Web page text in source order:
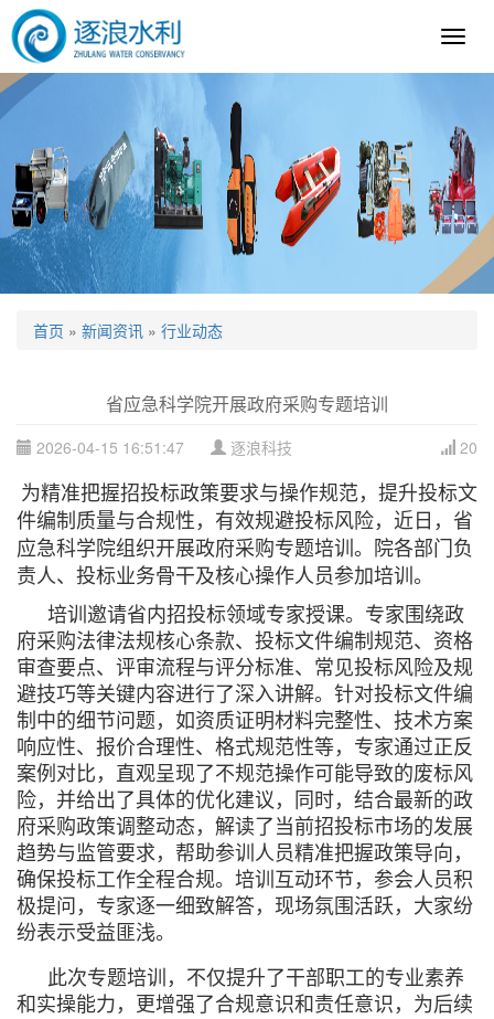
逐
首页 » 新闻资讯 » 行业动态
省应急科学院开展政府采购专题培训
20
2026-04-15 16:51:47 逐浪科技
为精准把握招投标政策要求与操作规范，提升投标文
件编制质量与合规性，有效规避投标风险，近日，省
应急科学院组织开展政府采购专题培训。院各部门负
责人、投标业务骨干及核心操作人员参加培训。
培训邀请省内招投标领域专家授课。专家围绕政
府采购法律法规核心条款、投标文件编制规范、资格
审查要点、评审流程与评分标准、常见投标风险及规
避技巧等关键内容进行了深入讲解。针对投标文件编
制中的细节问题，如资质证明材料完整性、技术方案
响应性、报价合理性、格式规范性等，专家通过正反
案例对比，直观呈现了不规范操作可能导致的废标风
险，并给出了具体的优化建议，同时，结合最新的政
府采购政策调整动态，解读了当前招投标市场的发展
趋势与监管要求，帮助参训人员精准把握政策导向，
确保投标工作全程合规。培训互动环节，参会人员积
极提问，专家逐一细致解答，现场氛围活跃，大家纷
纷表示受益匪浅。
此次专题培训，不仅提升了干部职工的专业素养
和实操能力，更增强了合规意识和责任意识，为后续